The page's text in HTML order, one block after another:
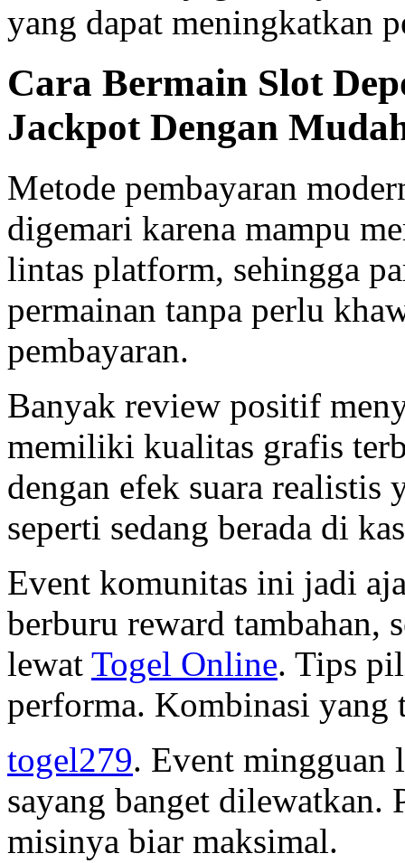
yang dapat meningkatkan
Cara Bermain Slot
Jackpot Dengan
Metode pembayaran
digemari karena mampu
lintas platform, sehingga
permainan tanpa perlu
pembayaran.
Banyak review positif
memiliki kualitas grafis
dengan efek suara realistis
seperti sedang berada di
Event komunitas ini jadi
berburu reward tambahan,
lewat Togel Online. Tips
performa. Kombinasi yang
togel279. Event mingguan
sayang banget dilewatkan.
misinya biar maksimal.